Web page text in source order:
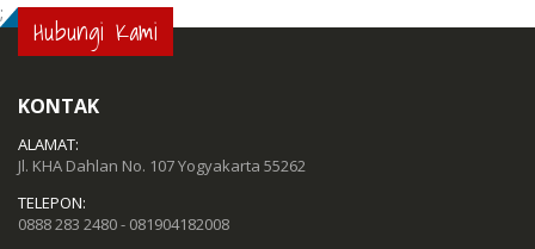
; Hubungi Kami
KONTAK
ALAMAT:
Jl. KHA Dahlan No. 107 Yogyakarta 55262
TELEPON:
0888 283 2480 - 081904182008